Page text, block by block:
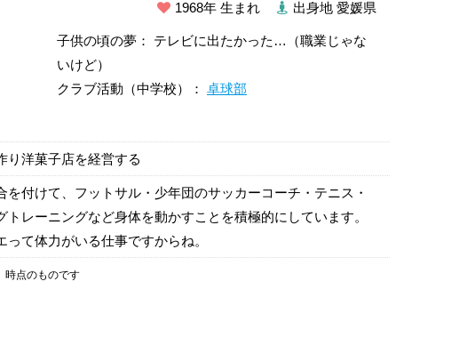
1968年 生まれ 出身地 愛媛県
子供の頃の夢： テレビに出たかった…（職業じゃな
いけど）
クラブ活動（中学校）： 卓球部
り洋菓子店を経営する
を付けて、フットサル・少年団のサッカーコーチ・テニス・
トレーニングなど身体を動かすことを積極的にしています。
って体力がいる仕事ですからね。
時点のものです